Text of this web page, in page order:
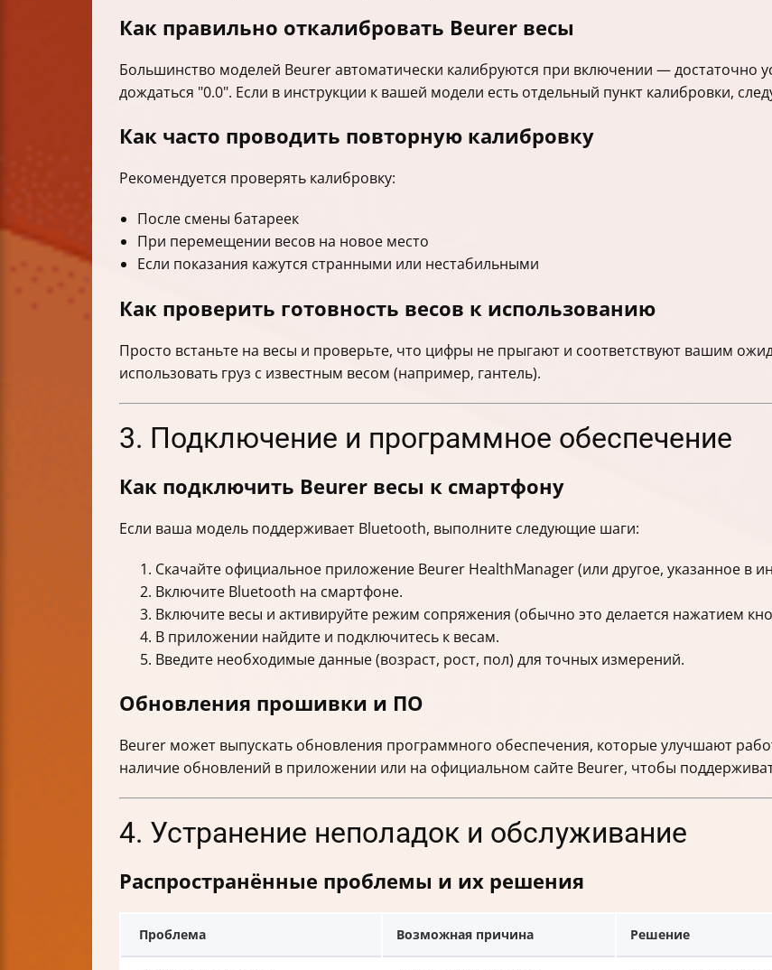
Как правильно откалибровать Beurer весы
Большинство моделей Beurer автоматически калибруются при включении — достаточно
дождаться "0.0". Если в инструкции к вашей модели есть отдельный пункт калибровки,
Как часто проводить повторную калибровку
Рекомендуется проверять калибровку:
После смены батареек
При перемещении весов на новое место
Если показания кажутся странными или нестабильными
Как проверить готовность весов к использованию
Просто встаньте на весы и проверьте, что цифры не прыгают и соответствуют вашим
использовать груз с известным весом (например, гантель).
3. Подключение и программное обеспечение
Как подключить Beurer весы к смартфону
Если ваша модель поддерживает Bluetooth, выполните следующие шаги:
Скачайте официальное приложение Beurer HealthManager (или другое, указанное в
Включите Bluetooth на смартфоне.
Включите весы и активируйте режим сопряжения (обычно это делается нажатием
В приложении найдите и подключитесь к весам.
Введите необходимые данные (возраст, рост, пол) для точных измерений.
Обновления прошивки и ПО
Beurer может выпускать обновления программного обеспечения, которые улучшают
наличие обновлений в приложении или на официальном сайте Beurer, чтобы
4. Устранение неполадок и обслуживание
Распространённые проблемы и их решения
Проблема Возможная причина Решение